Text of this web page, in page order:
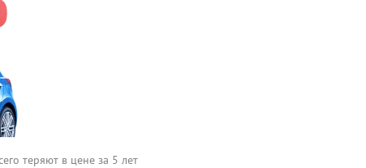
теряют в цене за 5 лет